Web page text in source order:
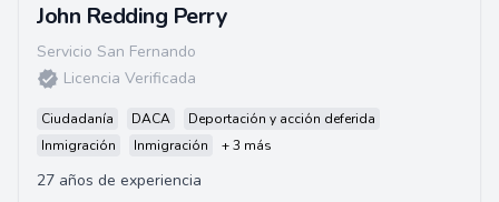
John Redding Perry
Servicio San Fernando
Licencia Verificada
Ciudadanía DACA
Deportación y acción deferida
Inmigración
Inmigración + 3 más
27 años de experiencia